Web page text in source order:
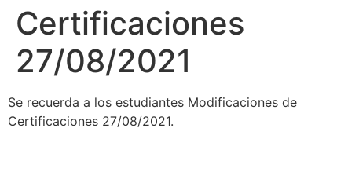
Certificaciones
27/08/2021
Se recuerda a los estudiantes Modificaciones de
Certificaciones 27/08/2021.